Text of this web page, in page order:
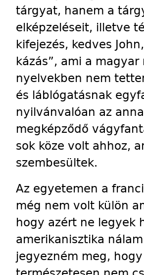
tárgyat, hanem a
elképzeléseit, illetve
kifejezés, kedves
kázás”, ami a
nyelvekben nem
és láblógatásnak
nyilvánvalóan az
megképződő
sok köze volt ahhoz,
szembesültek.
Az egyetemen a
még nem volt külön
hogy azért ne legyek
amerikanisztika
jegyezném meg,